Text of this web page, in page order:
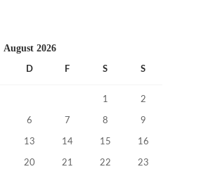
August 2026
D F S S
1 2
6 7 8 9
13 14 15 16
20 21 22 23